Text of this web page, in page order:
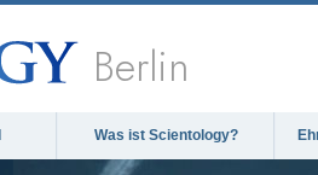
Berlin
Was ist Scientology?